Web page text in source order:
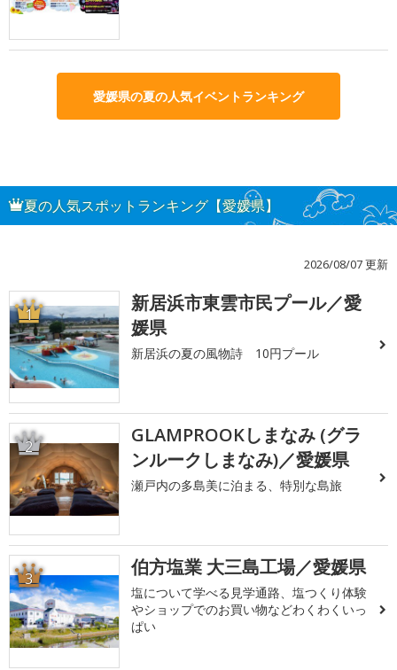
愛媛県の夏の人気イベントランキング
夏の人気スポットランキング【愛媛県】
2026/08/07 更新
1
新居浜市東雲市民プール／愛
媛県
新居浜の夏の風物詩 10円プール
2
GLAMPROOKしまなみ (グラ
ンルークしまなみ)／愛媛県
瀬戸内の多島美に泊まる、特別な島旅
3 伯方塩業 大三島工場／愛媛県
塩について学べる見学通路、塩つくり体験
やショップでのお買い物などわくわくいっ
ぱい